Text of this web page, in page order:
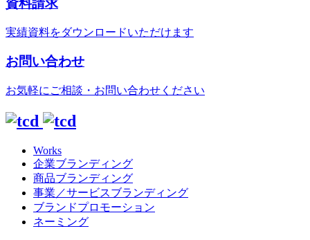
資料請求
実績資料をダウンロードいただけます
お問い合わせ
お気軽にご相談・お問い合わせください
Works
企業ブランディング
商品ブランディング
事業／サービスブランディング
ブランドプロモーション
ネーミング